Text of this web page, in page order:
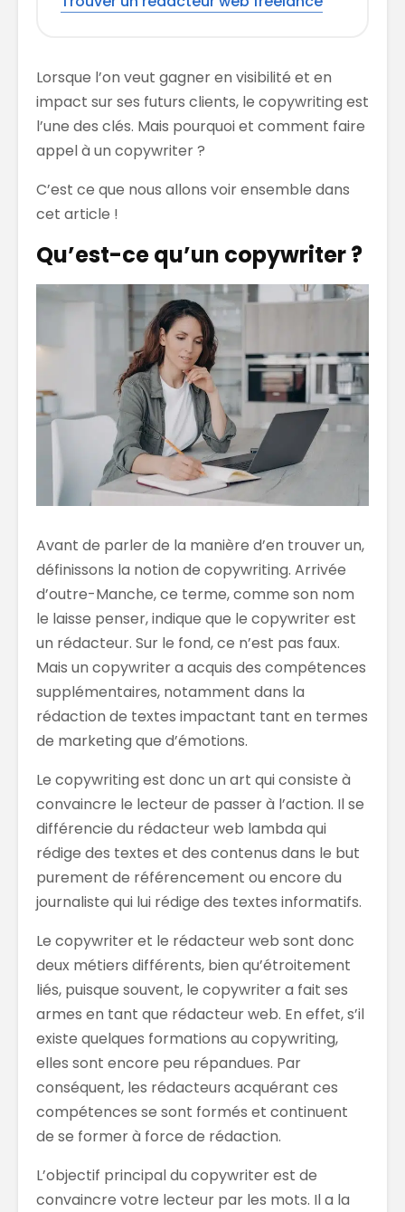
Lorsque l’on veut gagner en visibilité et en
impact sur ses futurs clients, le copywriting est
l’une des clés. Mais pourquoi et comment faire
appel à un copywriter ?
C’est ce que nous allons voir ensemble dans
cet article !
Qu’est-ce qu’un copywriter ?
Avant de parler de la manière d’en trouver un,
définissons la notion de copywriting. Arrivée
d’outre-Manche, ce terme, comme son nom
le laisse penser, indique que le copywriter est
un rédacteur. Sur le fond, ce n’est pas faux.
Mais un copywriter a acquis des compétences
supplémentaires, notamment dans la
rédaction de textes impactant tant en termes
de marketing que d’émotions.
Le copywriting est donc un art qui consiste à
convaincre le lecteur de passer à l’action. Il se
différencie du rédacteur web lambda qui
rédige des textes et des contenus dans le but
purement de référencement ou encore du
journaliste qui lui rédige des textes informatifs.
Le copywriter et le rédacteur web sont donc
deux métiers différents, bien qu’étroitement
liés, puisque souvent, le copywriter a fait ses
armes en tant que rédacteur web. En effet, s’il
existe quelques formations au copywriting,
elles sont encore peu répandues. Par
conséquent, les rédacteurs acquérant ces
compétences se sont formés et continuent
de se former à force de rédaction.
L’objectif principal du copywriter est de
convaincre votre lecteur par les mots. Il a la